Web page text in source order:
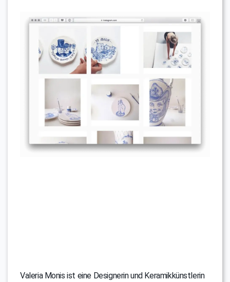
Valeria Monis ist eine Designerin und Keramikkünstlerin